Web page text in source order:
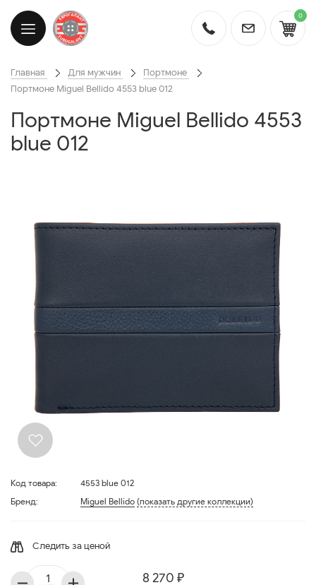
0
Главная Для мужчин
Портмоне
Портмоне Miguel Bellido 4553 blue 012
Портмоне Miguel Bellido 4553
blue 012
Код товара:
4553 blue 012
Бренд:
Miguel Bellido (показать другие коллекции)
Следить за ценой
8 270 ₽